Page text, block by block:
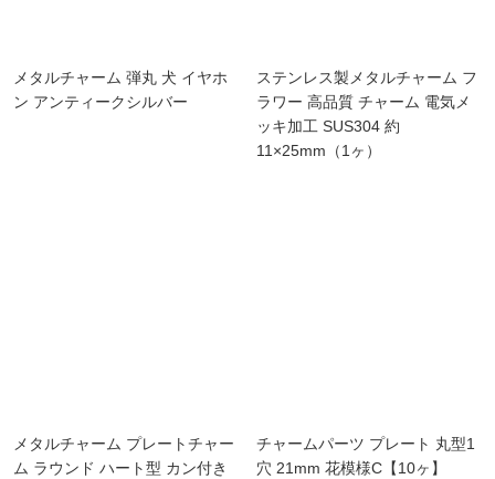
メタルチャーム 弾丸 犬 イヤホ
ン アンティークシルバー
ステンレス製メタルチャーム フ
ラワー 高品質 チャーム 電気メ
ッキ加工 SUS304 約
11×25mm（1ヶ）
メタルチャーム プレートチャー
ム ラウンド ハート型 カン付き
チャームパーツ プレート 丸型1
穴 21mm 花模様C【10ヶ】